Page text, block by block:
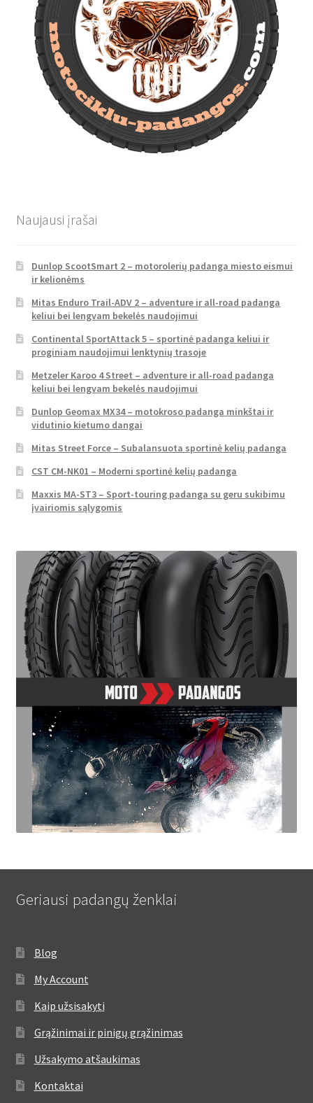
Naujausi įrašai
Dunlop ScootSmart 2 – motorolerių padanga miesto eismui
ir kelionėms
Mitas Enduro Trail-ADV 2 – adventure ir all-road padanga
keliui bei lengvam bekelės naudojimui
Continental SportAttack 5 – sportinė padanga keliui ir
proginiam naudojimui lenktynių trasoje
Metzeler Karoo 4 Street – adventure ir all-road padanga
keliui bei lengvam bekelės naudojimui
Dunlop Geomax MX34 – motokroso padanga minkštai ir
vidutinio kietumo dangai
Mitas Street Force – Subalansuota sportinė kelių padanga
CST CM-NK01 – Moderni sportinė kelių padanga
Maxxis MA-ST3 – Sport-touring padanga su geru sukibimu
įvairiomis sąlygomis
Geriausi padangų ženklai
Blog
My Account
Kaip užsisakyti
Grąžinimai ir pinigų grąžinimas
Užsakymo atšaukimas
Kontaktai